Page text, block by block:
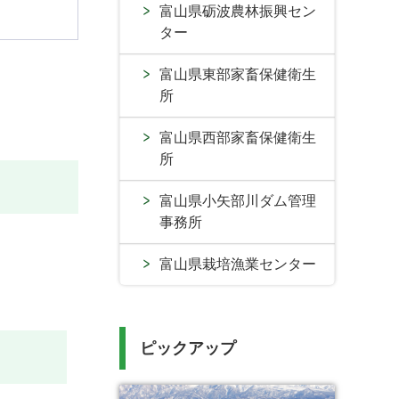
富山県砺波農林振興セン
ター
富山県東部家畜保健衛生
所
富山県西部家畜保健衛生
所
富山県小矢部川ダム管理
事務所
富山県栽培漁業センター
ピックアップ